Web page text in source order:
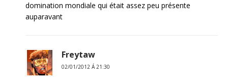
domination mondiale qui était assez peu présente
auparavant
Freytaw
02/01/2012 Á 21:30